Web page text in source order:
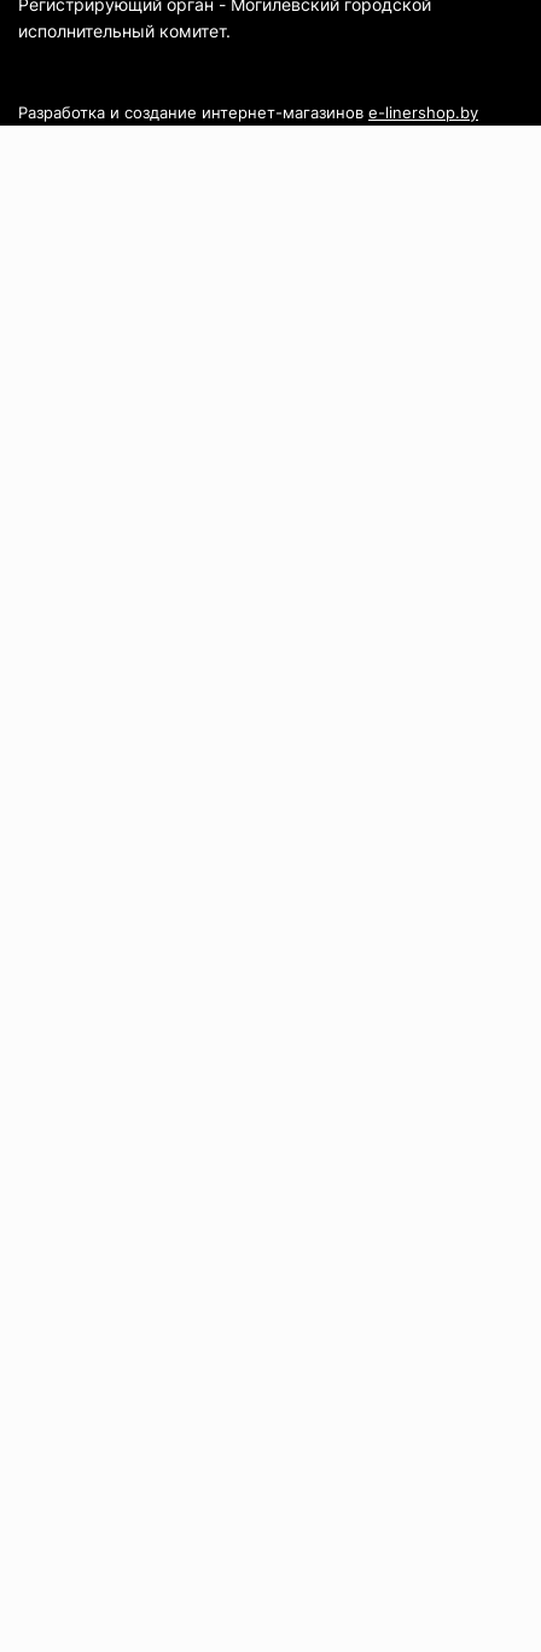
Регистрирующий орган - Могилевский городской
исполнительный комитет.
Разработка и создание интернет-магазинов e-linershop.by